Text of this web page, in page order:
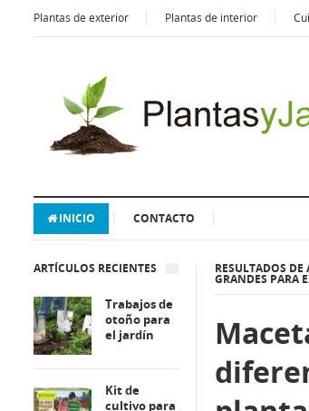
Plantas de exterior Plantas de interior
INICIO CONTACTO
RESULTADOS DE
GRANDES PARA
ARTÍCULOS RECIENTES
Trabajos de
otoño para
el jardín
Kit de
cultivo para